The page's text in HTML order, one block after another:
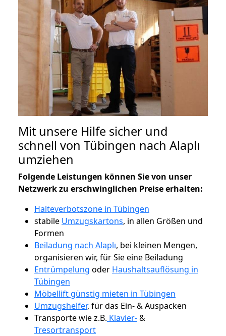
Mit unsere Hilfe sicher und
schnell von Tübingen nach Alaplı
umziehen
Folgende Leistungen können Sie von unser
Netzwerk zu erschwinglichen Preise erhalten:
Halteverbotszone in Tübingen
stabile Umzugskartons, in allen Größen und
Formen
Beiladung nach Alaplı, bei kleinen Mengen,
organisieren wir, für Sie eine Beiladung
Entrümpelung oder Haushaltsauflösung in
Tübingen
Möbellift günstig mieten in Tübingen
Umzugshelfer, für das Ein- & Auspacken
Transporte wie z.B. Klavier-&
Tresortransport